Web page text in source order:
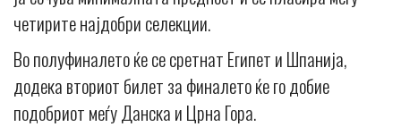
четирите најдобри селекции.
Во полуфиналето ќе се сретнат Египет и Шпанија,
додека вториот билет за финалето ќе го добие
подобриот меѓу Данска и Црна Гора.